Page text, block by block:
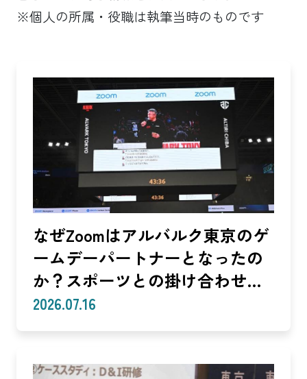
※個人の所属・役職は執筆当時のものです
なぜZoomはアルバルク東京のゲ
ームデーパートナーとなったの
か？スポーツとの掛け合わせで
生まれる体験
2026.07.16